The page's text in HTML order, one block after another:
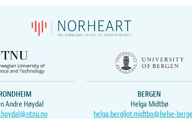
Andre Høydal
BERGEN
Helga Midtbø
helga.bergljot.midtbo@helse-